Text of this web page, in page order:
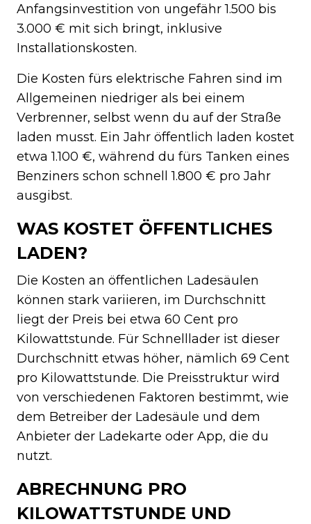
Anfangsinvestition von ungefähr 1.500 bis
3.000 € mit sich bringt, inklusive
Installationskosten.
Die Kosten fürs elektrische Fahren sind im
Allgemeinen niedriger als bei einem
Verbrenner, selbst wenn du auf der Straße
laden musst. Ein Jahr öffentlich laden kostet
etwa 1.100 €, während du fürs Tanken eines
Benziners schon schnell 1.800 € pro Jahr
ausgibst.
WAS KOSTET ÖFFENTLICHES
LADEN?
Die Kosten an öffentlichen Ladesäulen
können stark variieren, im Durchschnitt
liegt der Preis bei etwa 60 Cent pro
Kilowattstunde. Für Schnelllader ist dieser
Durchschnitt etwas höher, nämlich 69 Cent
pro Kilowattstunde. Die Preisstruktur wird
von verschiedenen Faktoren bestimmt, wie
dem Betreiber der Ladesäule und dem
Anbieter der Ladekarte oder App, die du
nutzt.
ABRECHNUNG PRO
KILOWATTSTUNDE UND